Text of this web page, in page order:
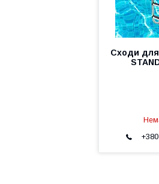
Сходи для